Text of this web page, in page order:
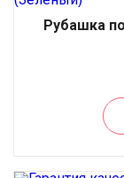
Рубашка